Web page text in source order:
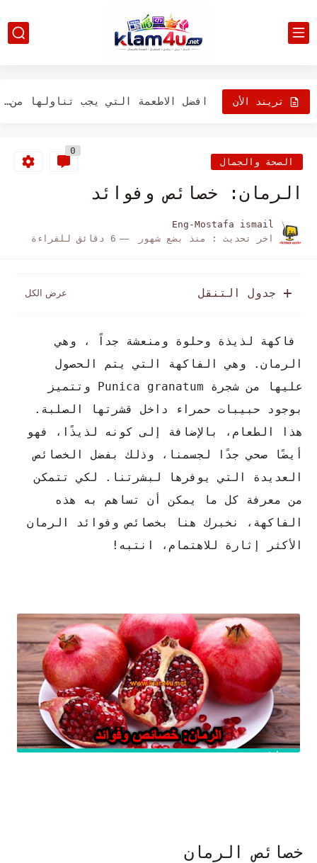
تريند الأن
أفضل الأطعمة الغنية بفيتامين ب 12
افضل الاطعمة التي يجب تناولها من أجل بشرة صحية ومتوهجة
18 من أفضل الأطعمة لتخفيف التوتر
الصحة والجمال
0
الرمان: خصائص وفوائد
Eng-Mostafa ismail
اخر تحديث :
منذ بضع شهور 6 دقائق للقراءة
جدول التنقل
فاكهة لذيذة وحلوة ومنعشة جداً ، وهي
الرمان. وهي الفاكهة التي يتم الحصول
عليها من شجرة Punica granatum وتتميز
بوجود حبيبات حمراء داخل قشرتها الصلبة.
هذا الطعام، بالإضافة إلى كونه لذيذًا، فهو
أيضًا صحي جدًا لجسمنا، وذلك بفضل الخصائص
العديدة التي يوفرها لبشرتنا. لكي تتمكن
من معرفة كل ما يمكن أن تساهم به هذه
الفاكهة، نخبرك هنا بخصائص وفوائد الرمان
الأكثر إثارة للاهتمام، انتبه!
خصائص الرمان